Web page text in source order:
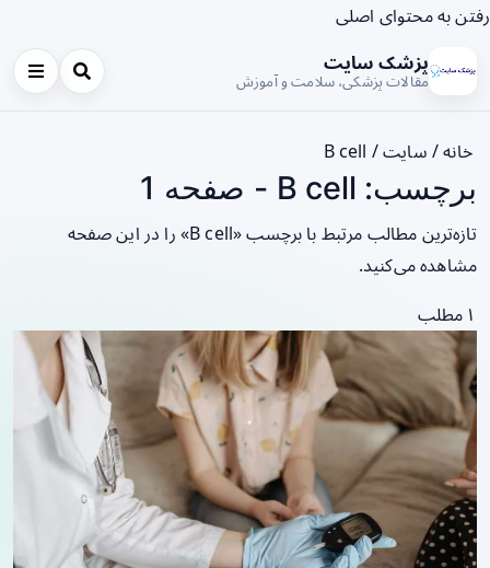
رفتن به محتوای اصلی
پزشک سایت
مقالات پزشکی، سلامت و آموزش
خانه/ سایت/
B cell
برچسب: B cell - صفحه 1
تازه‌ترین مطالب مرتبط با برچسب «B cell» را در این صفحه
مشاهده می‌کنید.
۱ مطلب